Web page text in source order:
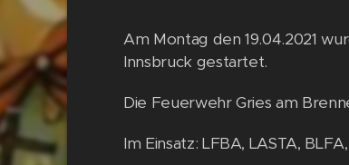
Am Montag den 19.04.2021
Innsbruck gestartet.
Die Feuerwehr Gries am
Im Einsatz: LFBA, LASTA,